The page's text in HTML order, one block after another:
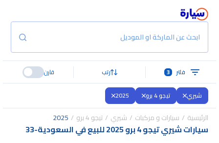
ابحث عن الماركة او الموديل
فلتر 3 رتب قارن
شيري تيجو 4 برو 2025
الرئيسية سيارات و مركبات شيري تيجو 4 برو 2025
سيارات شيري تيجو 4 برو 2025 للبيع في السعودية -
33